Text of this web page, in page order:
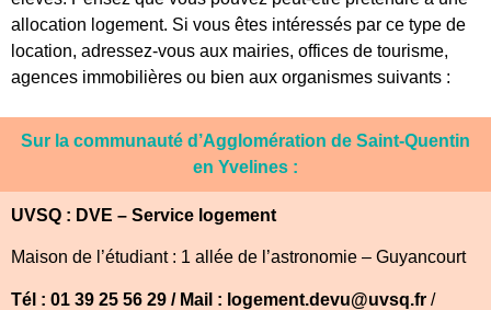
allocation logement. Si vous êtes intéressés par ce type de
location, adressez-vous aux mairies, offices de tourisme,
agences immobilières ou bien aux organismes suivants :
Sur la communauté d’Agglomération de Saint-Quentin
en Yvelines :
UVSQ : DVE – Service logement
Maison de l’étudiant : 1 allée de l’astronomie – Guyancourt
Tél : 01 39 25 56 29 / Mail : logement.devu@uvsq.fr /